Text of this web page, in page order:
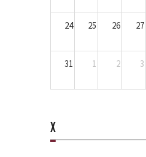
24 25 26 27
31 1 2 3
X